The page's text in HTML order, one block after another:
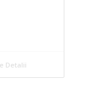
Detalii